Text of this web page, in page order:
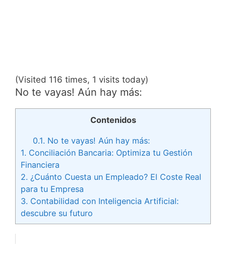
(Visited 116 times, 1 visits today)
No te vayas! Aún hay más:
Contenidos
0.1. No te vayas! Aún hay más:
1. Conciliación Bancaria: Optimiza tu Gestión
Financiera
2. ¿Cuánto Cuesta un Empleado? El Coste Real
para tu Empresa
3. Contabilidad con Inteligencia Artificial:
descubre su futuro